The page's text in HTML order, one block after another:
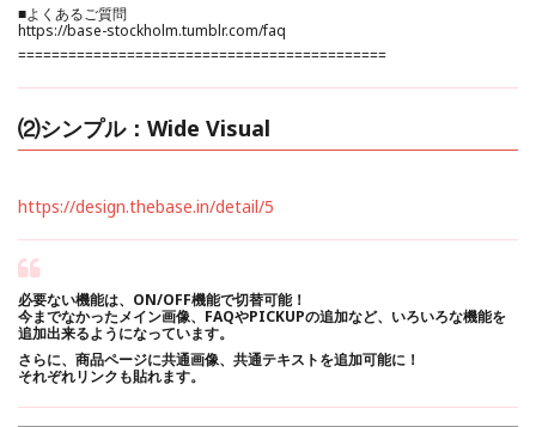
■よくあるご質問
https://base-stockholm.tumblr.com/faq
============================================
⑵シンプル：Wide Visual
https://design.thebase.in/detail/5
必要ない機能は、ON/OFF機能で切替可能！
今までなかったメイン画像、FAQやPICKUPの追加など、いろいろな機能を
追加出来るようになっています。
さらに、商品ページに共通画像、共通テキストを追加可能に！
それぞれリンクも貼れます。